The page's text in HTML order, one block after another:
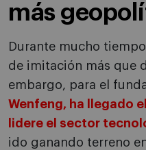
más
Durante mucho
de imitación más que
embargo, para el
Wenfeng, ha llegado
lidere el sector
ido ganando terreno